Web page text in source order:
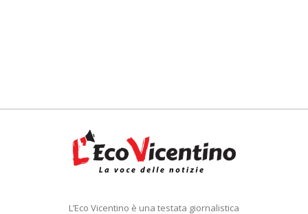
L’Eco Vicentino è una testata giornalistica